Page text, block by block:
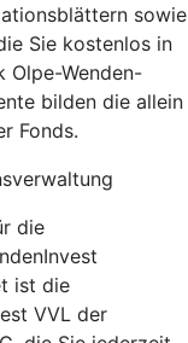
sowie
Sie kostenlos in
Olpe-Wenden-
bilden die allein
Fonds.
die
ist die
VVL der